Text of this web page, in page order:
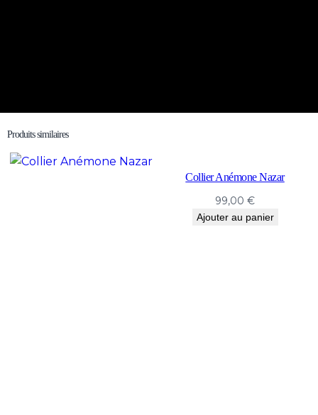
Produits similaires
Collier Anémone Nazar
99,00€
Ajouter au panier